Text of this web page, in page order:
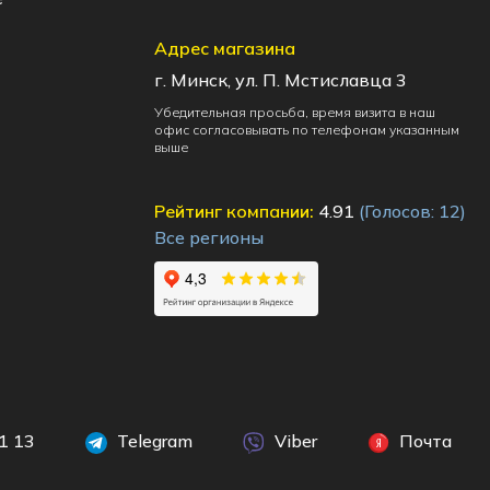
Адрес магазина
г. Минск, ул. П. Мстиславца 3
Убедительная просьба, время визита в наш
офис согласовывать по телефонам указанным
выше
Рейтинг компании: 4.91 (Голосов: 12)
Все регионы
13 Telegram Viber Почта